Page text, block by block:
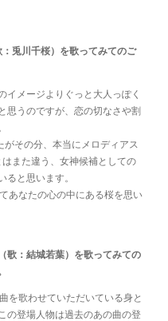
兎川千桜）を歌ってみてのご
イメージよりぐっと大人っぽく
思うのですが、恋の切なさや割
その分、本当にメロディアス
また違う、女神候補としての
ると思います。
あなたの心の中にある桜を思い
：結城若葉）を歌ってみての
を歌わせていただいている身と
の登場人物は過去のあの曲の登